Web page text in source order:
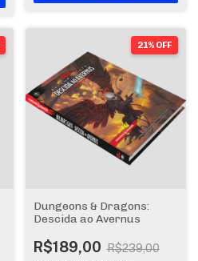
21% OFF
Dungeons & Dragons:
Descida ao Avernus
R$189,00 R$239,00